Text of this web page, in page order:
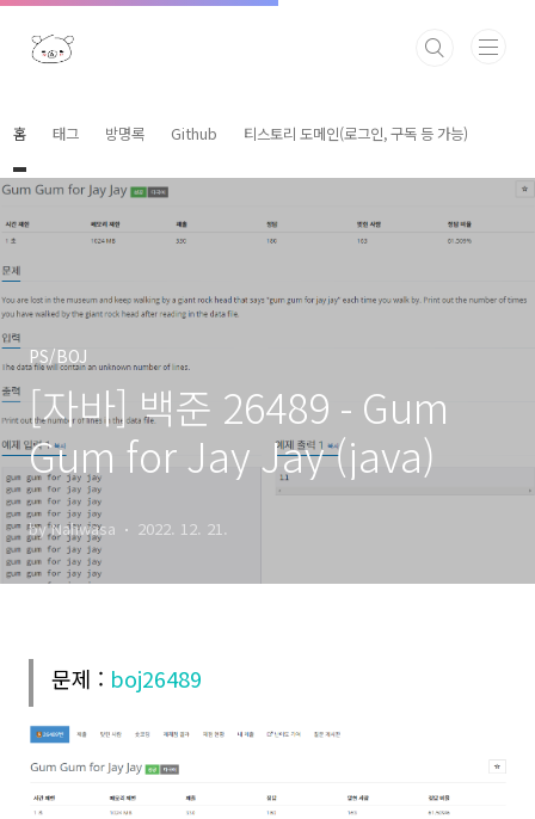
본문 바로가기
홈 태그 방명록 Github 티스토리 도메인(로그인, 구독 등 가능)
PS/BOJ
[자바] 백준 26489 - Gum
Gum for Jay Jay (java)
by Nahwasa 2022. 12. 21.
문제 : boj26489